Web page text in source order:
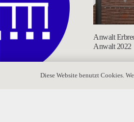
Anwalt
Anwalt 2022
Diese Website benutzt Cookies.